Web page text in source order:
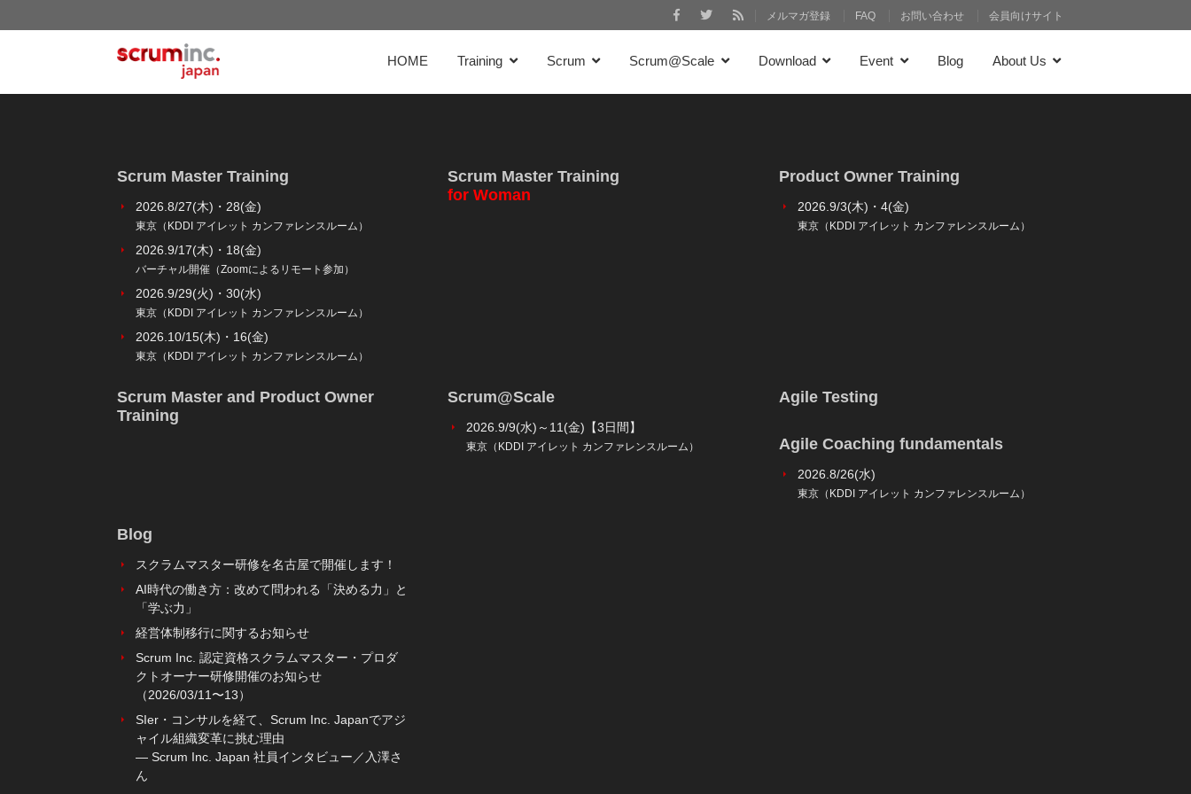
メルマガ登録 FAQ お問い合わせ 会員向けサイト
HOME Training Scrum Scrum@Scale Download Event Blog About Us
Scrum Master Training
2026.8/27(木)・28(金)
東京（KDDI アイレット カンファレンスルーム）
2026.9/17(木)・18(金)
バーチャル開催（Zoomによるリモート参加）
2026.9/29(火)・30(水)
東京（KDDI アイレット カンファレンスルーム）
2026.10/15(木)・16(金)
東京（KDDI アイレット カンファレンスルーム）
Scrum Master Training
for Woman
Product Owner Training
2026.9/3(木)・4(金)
東京（KDDI アイレット カンファレンスルーム）
Scrum Master and Product Owner
Training
Scrum@Scale
2026.9/9(水)～11(金)【3日間】
東京（KDDI アイレット カンファレンスルーム）
Agile Testing
Agile Coaching fundamentals
2026.8/26(水)
東京（KDDI アイレット カンファレンスルーム）
Blog
スクラムマスター研修を名古屋で開催します！
AI時代の働き方：改めて問われる「決める力」と
「学ぶ力」
経営体制移行に関するお知らせ
Scrum Inc. 認定資格スクラムマスター・プロダ
クトオーナー研修開催のお知らせ
（2026/03/11〜13）
SIer・コンサルを経て、Scrum Inc. Japanでアジ
ャイル組織変革に挑む理由
― Scrum Inc. Japan 社員インタビュー／入澤さ
ん